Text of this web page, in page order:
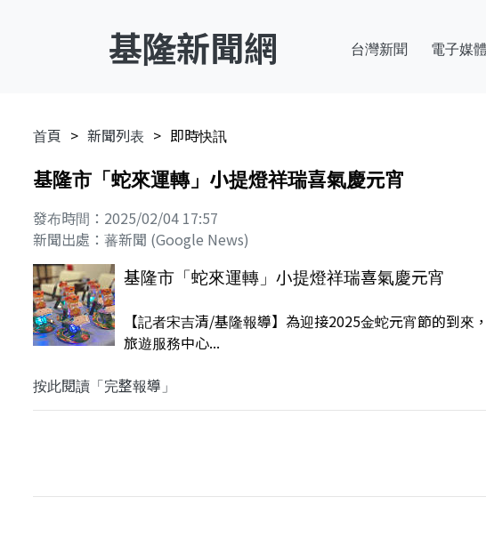
基隆新聞網 台灣新聞 電子媒體
首頁 新聞列表 即時快訊
基隆市「蛇來運轉」小提燈祥瑞喜氣慶元宵
發布時間：2025/02/04 17:57
新聞出處：蕃新聞 (Google News)
基隆市「蛇來運轉」小提燈祥瑞喜氣慶元宵
【記者宋吉清/基隆報導】為迎接2025金蛇元宵節的到
旅遊服務中心...
按此閱讀「完整報導」